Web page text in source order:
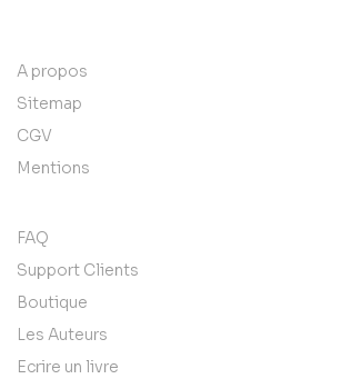
A propos
Sitemap
CGV
Mentions
FAQ
Support Clients
Boutique
Les Auteurs
Ecrire un livre